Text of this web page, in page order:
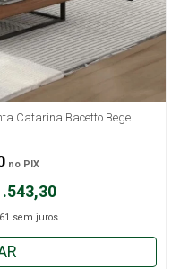
Catarina Bacetto Bege
sem juros
no PIX